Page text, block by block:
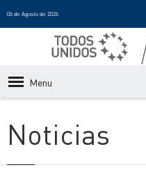
06 de Agosto de 2026
Menu
Noticias